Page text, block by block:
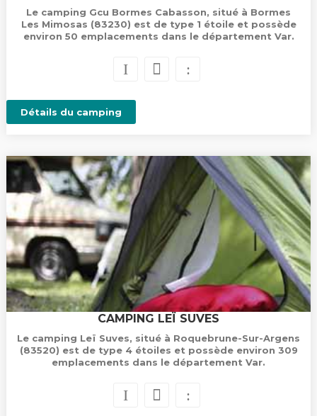
Le camping Gcu Bormes Cabasson, situé à Bormes
Les Mimosas (83230) est de type 1 étoile et possède
environ 50 emplacements dans le département Var.
Détails du camping
CAMPING LEÏ SUVES
Le camping Leï Suves, situé à Roquebrune-Sur-Argens
(83520) est de type 4 étoiles et possède environ 309
emplacements dans le département Var.